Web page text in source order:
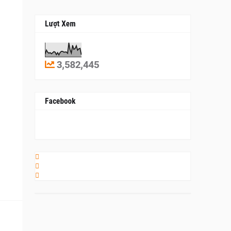
Lượt Xem
3,582,445
Facebook